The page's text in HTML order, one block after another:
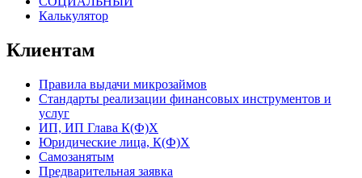
Калькулятор
Клиентам
Правила выдачи микрозаймов
Стандарты реализации финансовых инструментов и
услуг
ИП, ИП Глава К(Ф)Х
Юридические лица, К(Ф)Х
Самозанятым
Предварительная заявка